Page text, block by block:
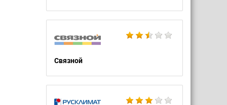
Связной